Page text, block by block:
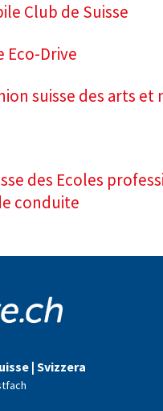
Club de Suisse
Eco-Drive
suisse des arts et
des Ecoles
conduite
| Svizzera